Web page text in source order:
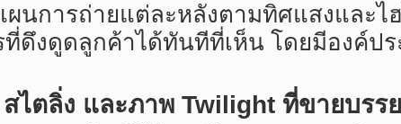
ผนการถ่ายแต่ละหลังตามทิศแสงและ
ดึงดูดลูกค้าได้ทันทีที่เห็น โดยมีองค์ป
ไตลิ่ง และภาพ Twilight ที่ขายบรร